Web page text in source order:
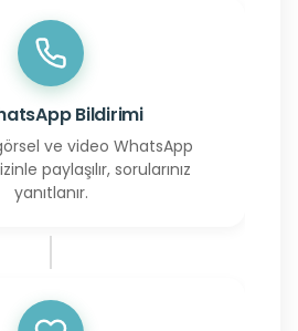
Bildirimi
ve video WhatsApp
paylaşılır, sorularınız
yanıtlanır.